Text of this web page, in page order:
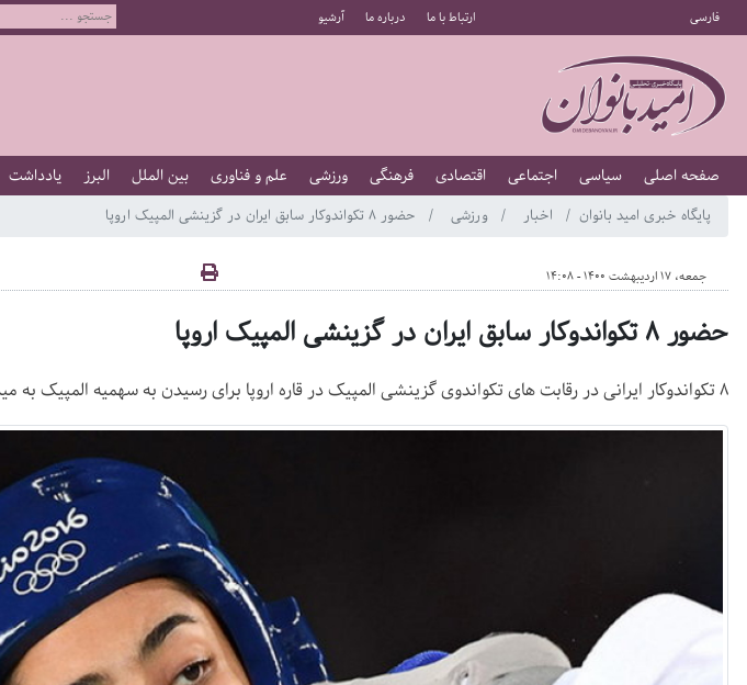
فارسی ارتباط با ما درباره ما آرشیو
صفحه اصلی سیاسی اجتماعی اقتصادی فرهنگی ورزشی علم و فناوری بین الملل البرز یادداشت
پایگاه خبری امید بانوان اخبار ورزشی حضور ۸ تکواندوکار سابق ایران در گزینشی المپیک اروپا
جمعه، 17 اردیبهشت 1400 - 14:08
حضور ۸ تکواندوکار سابق ایران در گزینشی المپیک اروپا
۸ تکواندوکار ایرانی در رقابت های تکواندوی گزینشی المپیک در قاره اروپا برای رسیدن به سهمیه المپیک به میدان می روند.